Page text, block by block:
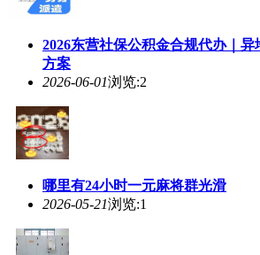
2026东营社保公积金合规代办｜
方案
2026-06-01浏览:2
哪里有24小时一元麻将群光滑
2026-05-21浏览:1